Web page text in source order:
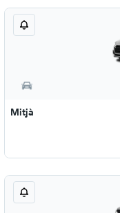
Mitjà